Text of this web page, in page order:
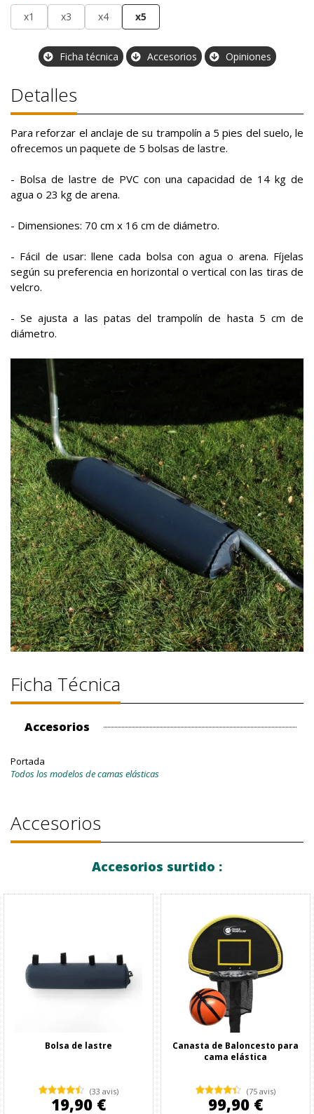
x1 x3 x4 x5
Ficha técnica Accesorios Opiniones
Detalles
Para reforzar el anclaje de su trampolín a 5 pies del suelo, le
ofrecemos un paquete de 5 bolsas de lastre.
- Bolsa de lastre de PVC con una capacidad de 14 kg de
agua o 23 kg de arena.
- Dimensiones: 70 cm x 16 cm de diámetro.
- Fácil de usar: llene cada bolsa con agua o arena. Fíjelas
según su preferencia en horizontal o vertical con las tiras de
velcro.
- Se ajusta a las patas del trampolín de hasta 5 cm de
diámetro.
Ficha Técnica
Accesorios
Portada
Todos los modelos de camas elásticas
Accesorios
Accesorios surtido :
Bolsa de lastre
(33 avis)
19,90 €
Canasta de Baloncesto para
cama elástica
(75 avis)
99,90 €